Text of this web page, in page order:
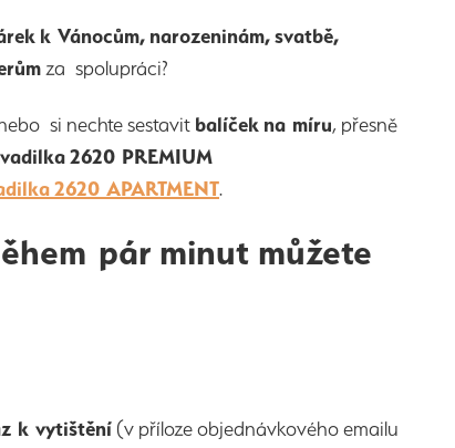
k Vánocům, narozeninám, svatbě,
za spolupráci?
si nechte sestavit balíček na míru, přesně
2620 PREMIUM
2620 APARTMENT.
pár minut můžete
k vytištění (v příloze objednávkového emailu